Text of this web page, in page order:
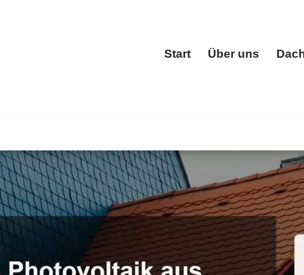
Start Über uns
und ✓Dachgauben, Dachfenster, Dacheindeckung,
Ihr Dachdeckermeister für Niedererbach. Wir steigern Ihren